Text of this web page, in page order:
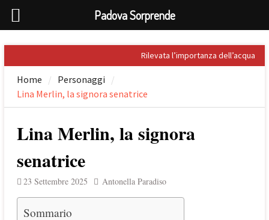
to
content
Rilevata l’importanza dell’acqua
nel Palladio
Caffè
Sandro Penna, poeta dell’eros
Tommaseo i due grandi letterati
che celebrarono Torreglia (PD)
Home
Personaggi
Lina Merlin, la signora senatrice
Lina Merlin, la signora
senatrice
23 Settembre 2025 Antonella Paradiso
Sommario
Padova Sorprende